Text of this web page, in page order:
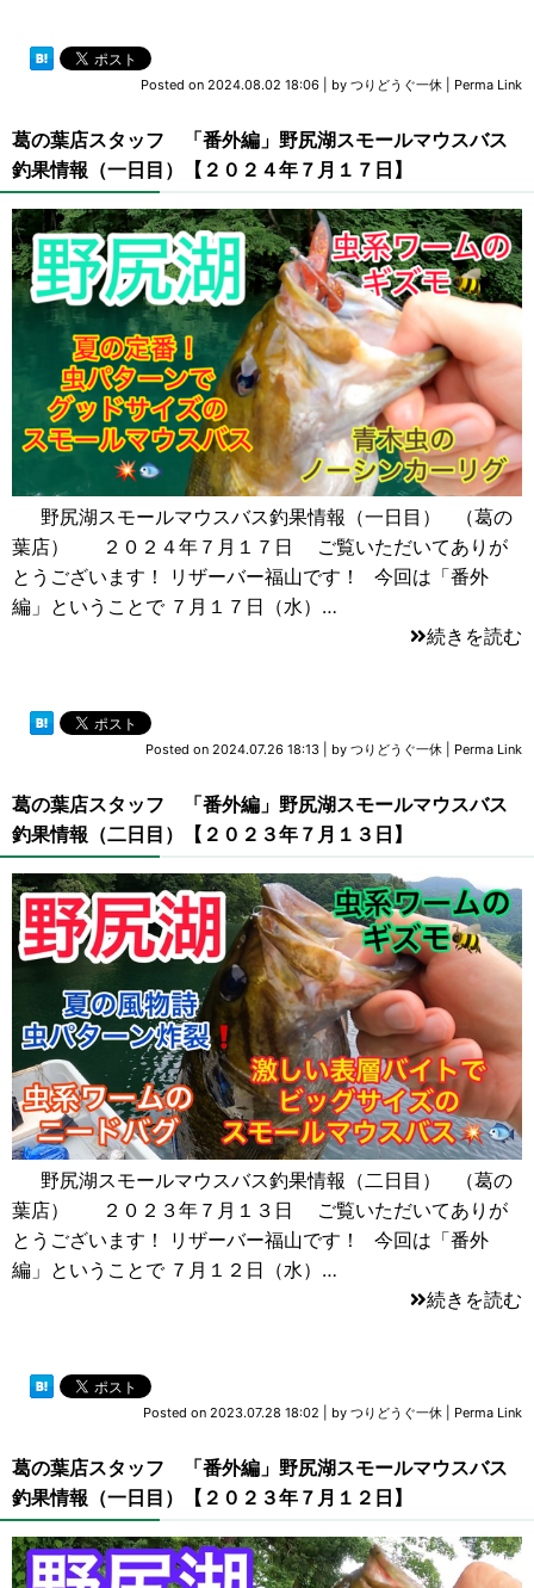
Posted on 2024.08.02 18:06 by つりどうぐ一休 Perma Link
葛の葉店スタッフ 「番外編」野尻湖スモールマウスバス
釣果情報（一日目）【２０２４年７月１７日】
野尻湖スモールマウスバス釣果情報（一日目） （葛の
葉店） ２０２４年７月１７日 ご覧いただいてありが
とうございます！ リザーバー福山です！ 今回は「番外
編」ということで ７月１７日（水）…
続きを読む
Posted on 2024.07.26 18:13 by つりどうぐ一休 Perma Link
葛の葉店スタッフ 「番外編」野尻湖スモールマウスバス
釣果情報（二日目）【２０２３年７月１３日】
野尻湖スモールマウスバス釣果情報（二日目） （葛の
葉店） ２０２３年７月１３日 ご覧いただいてありが
とうございます！ リザーバー福山です！ 今回は「番外
編」ということで ７月１２日（水）…
続きを読む
Posted on 2023.07.28 18:02 by つりどうぐ一休 Perma Link
葛の葉店スタッフ 「番外編」野尻湖スモールマウスバス
釣果情報（一日目）【２０２３年７月１２日】